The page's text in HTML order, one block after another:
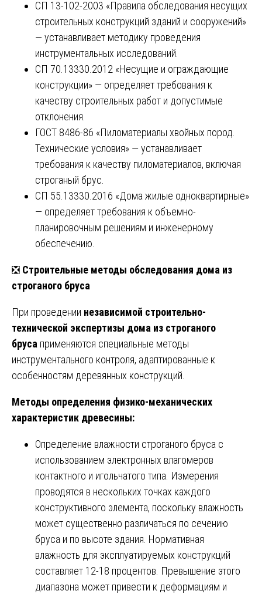
СП 13-102-2003 «Правила обследования несущих
строительных конструкций зданий и сооружений»
— устанавливает методику проведения
инструментальных исследований.
СП 70.13330.2012 «Несущие и ограждающие
конструкции» — определяет требования к
качеству строительных работ и допустимые
отклонения.
ГОСТ 8486-86 «Пиломатериалы хвойных пород.
Технические условия» — устанавливает
требования к качеству пиломатериалов, включая
строганый брус.
СП 55.13330.2016 «Дома жилые одноквартирные»
— определяет требования к объемно-
планировочным решениям и инженерному
обеспечению.
❎ Строительные методы обследования дома из
строганого бруса
При проведении независимой строительно-
технической экспертизы дома из строганого
бруса применяются специальные методы
инструментального контроля, адаптированные к
особенностям деревянных конструкций.
Методы определения физико-механических
характеристик древесины:
Определение влажности строганого бруса с
использованием электронных влагомеров
контактного и игольчатого типа. Измерения
проводятся в нескольких точках каждого
конструктивного элемента, поскольку влажность
может существенно различаться по сечению
бруса и по высоте здания. Нормативная
влажность для эксплуатируемых конструкций
составляет 12-18 процентов. Превышение этого
диапазона может привести к деформациям и